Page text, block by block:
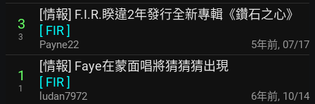
3
3
[情報] F.I.R.睽違2年發行全新專輯《鑽石之心》
[ FIR]
Payne22 5年前, 07/17
1
1
[情報] Faye在蒙面唱將猜猜猜出現
[ FIR]
ludan7972 6年前, 10/14